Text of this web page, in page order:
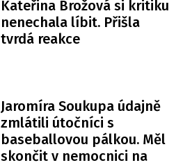
Kateřina Brožová si kritiku
nenechala líbit. Přišla
tvrdá reakce
Jaromíra Soukupa údajně
zmlátili útočníci s
baseballovou pálkou. Měl
skončit v nemocnici na